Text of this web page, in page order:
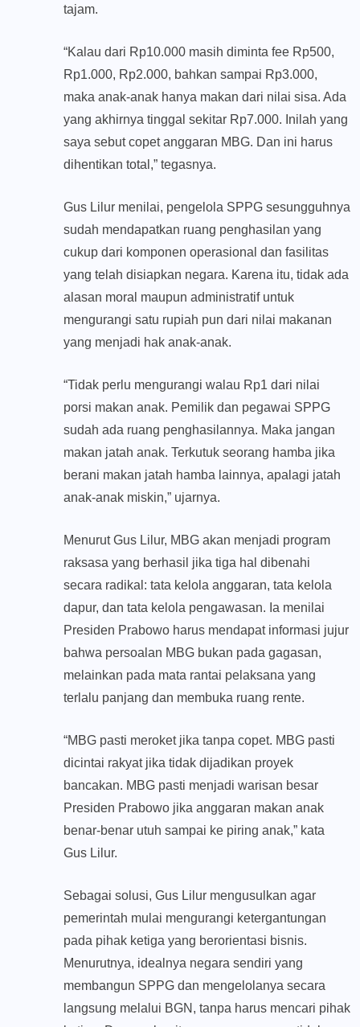
tajam.
“Kalau dari Rp10.000 masih diminta fee Rp500,
Rp1.000, Rp2.000, bahkan sampai Rp3.000,
maka anak-anak hanya makan dari nilai sisa. Ada
yang akhirnya tinggal sekitar Rp7.000. Inilah yang
saya sebut copet anggaran MBG. Dan ini harus
dihentikan total,” tegasnya.
Gus Lilur menilai, pengelola SPPG sesungguhnya
sudah mendapatkan ruang penghasilan yang
cukup dari komponen operasional dan fasilitas
yang telah disiapkan negara. Karena itu, tidak ada
alasan moral maupun administratif untuk
mengurangi satu rupiah pun dari nilai makanan
yang menjadi hak anak-anak.
“Tidak perlu mengurangi walau Rp1 dari nilai
porsi makan anak. Pemilik dan pegawai SPPG
sudah ada ruang penghasilannya. Maka jangan
makan jatah anak. Terkutuk seorang hamba jika
berani makan jatah hamba lainnya, apalagi jatah
anak-anak miskin,” ujarnya.
Menurut Gus Lilur, MBG akan menjadi program
raksasa yang berhasil jika tiga hal dibenahi
secara radikal: tata kelola anggaran, tata kelola
dapur, dan tata kelola pengawasan. Ia menilai
Presiden Prabowo harus mendapat informasi jujur
bahwa persoalan MBG bukan pada gagasan,
melainkan pada mata rantai pelaksana yang
terlalu panjang dan membuka ruang rente.
“MBG pasti meroket jika tanpa copet. MBG pasti
dicintai rakyat jika tidak dijadikan proyek
bancakan. MBG pasti menjadi warisan besar
Presiden Prabowo jika anggaran makan anak
benar-benar utuh sampai ke piring anak,” kata
Gus Lilur.
Sebagai solusi, Gus Lilur mengusulkan agar
pemerintah mulai mengurangi ketergantungan
pada pihak ketiga yang berorientasi bisnis.
Menurutnya, idealnya negara sendiri yang
membangun SPPG dan mengelolanya secara
langsung melalui BGN, tanpa harus mencari pihak